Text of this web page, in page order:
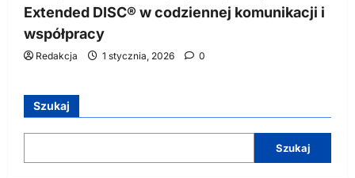
Extended DISC® w codziennej komunikacji i
współpracy
Redakcja 1 stycznia, 2026 0
Szukaj
Szukaj